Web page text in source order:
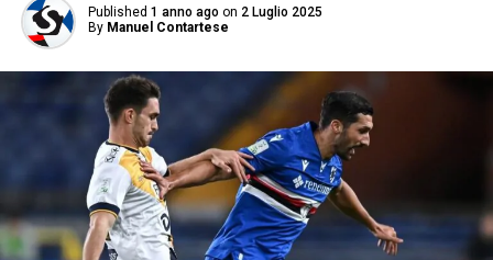
Published 1 anno ago on 2 Luglio 2025
By Manuel Contartese